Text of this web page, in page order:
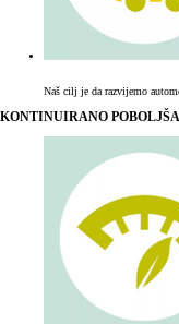
Naš cilj je da razvijemo
KONTINUIRANO